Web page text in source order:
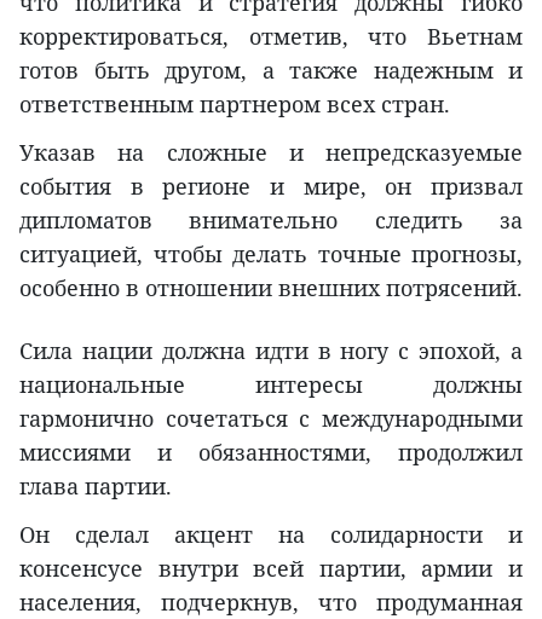
корректироваться, отметив, что Вьетнам
готов быть другом, а также надежным и
ответственным партнером всех стран.
Указав на сложные и непредсказуемые
события в регионе и мире, он призвал
дипломатов внимательно следить за
ситуацией, чтобы делать точные прогнозы,
особенно в отношении внешних потрясений.
Сила нации должна идти в ногу с эпохой, а
национальные интересы должны
гармонично сочетаться с международными
миссиями и обязанностями, продолжил
глава партии.
Он сделал акцент на солидарности и
консенсусе внутри всей партии, армии и
населения, подчеркнув, что продуманная